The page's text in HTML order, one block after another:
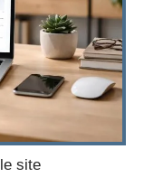
site